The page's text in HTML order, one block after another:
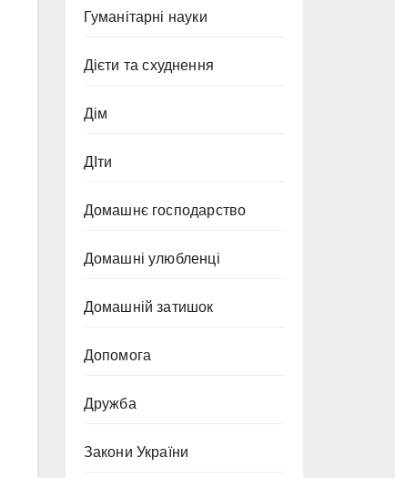
Гуманітарні науки
Дієти та схуднення
Дім
ДІти
Домашнє господарство
Домашні улюбленці
Домашній затишок
Допомога
Дружба
Закони України